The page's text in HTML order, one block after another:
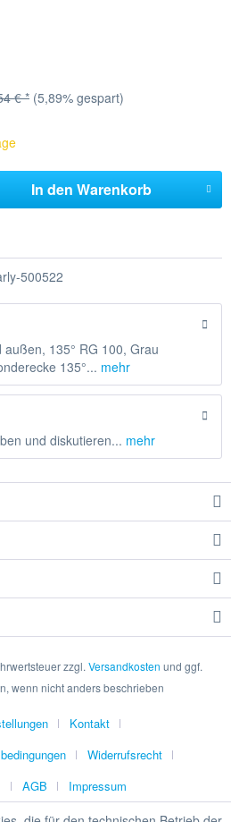
€ * (5,89% gespart)
In den Warenkorb
500522
135° RG 100, Grau
135°... mehr
und diskutieren... mehr
zzgl. Versandkosten und ggf.
wenn nicht anders beschrieben
Kontakt
Widerrufsrecht
AGB Impressum